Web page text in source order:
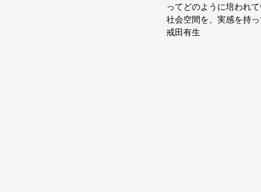
ってどのように培われ
社会空間を、実感を持
戒田有生